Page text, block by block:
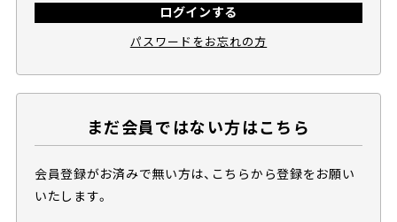
ログインする
パスワードをお忘れの方
まだ会員ではない方はこちら
会員登録がお済みで無い方は、こちらから登録をお願い
いたします。